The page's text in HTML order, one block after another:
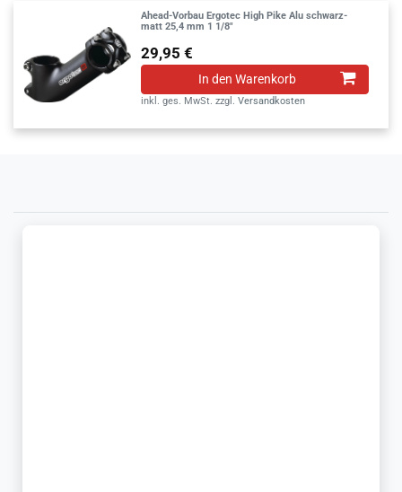
Ahead-Vorbau Ergotec High Pike Alu schwarz-
matt 25,4 mm 1 1/8"
29,95 €
In den Warenkorb
inkl. ges. MwSt. zzgl.Versandkosten